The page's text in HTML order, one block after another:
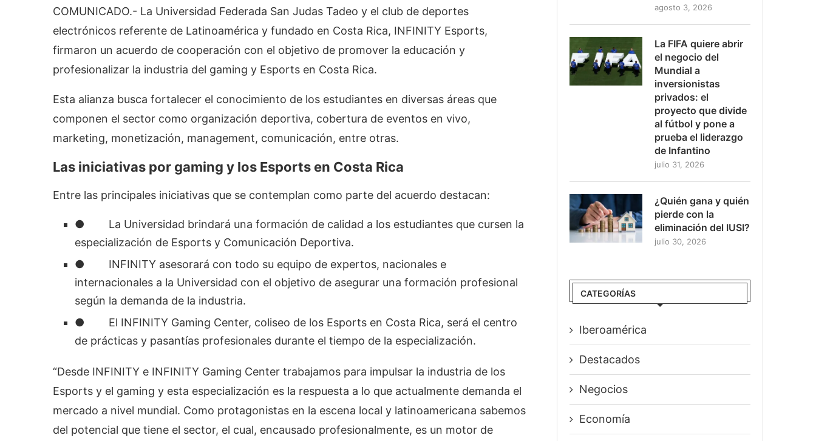
COMUNICADO.- La Universidad Federada San Judas Tadeo y el club de deportes
electrónicos referente de Latinoamérica y fundado en Costa Rica, INFINITY Esports,
firmaron un acuerdo de cooperación con el objetivo de promover la educación y
profesionalizar la industria del gaming y Esports en Costa Rica.
Esta alianza busca fortalecer el conocimiento de los estudiantes en diversas áreas que
componen el sector como organización deportiva, cobertura de eventos en vivo,
marketing, monetización, management, comunicación, entre otras.
Las iniciativas por gaming y los Esports en Costa Rica
Entre las principales iniciativas que se contemplan como parte del acuerdo destacan:
● La Universidad brindará una formación de calidad a los estudiantes que cursen la
especialización de Esports y Comunicación Deportiva.
● INFINITY asesorará con todo su equipo de expertos, nacionales e
internacionales a la Universidad con el objetivo de asegurar una formación profesional
según la demanda de la industria.
● El INFINITY Gaming Center, coliseo de los Esports en Costa Rica, será el centro
de prácticas y pasantías profesionales durante el tiempo de la especialización.
“Desde INFINITY e INFINITY Gaming Center trabajamos para impulsar la industria de los
Esports y el gaming y esta especialización es la respuesta a lo que actualmente demanda el
mercado a nivel mundial. Como protagonistas en la escena local y latinoamericana sabemos
del potencial que tiene el sector, el cual, encausado profesionalmente, es un motor de
agosto 3, 2026
La FIFA quiere abrir
el negocio del
Mundial a
inversionistas
privados: el
proyecto que divide
al fútbol y pone a
prueba el liderazgo
de Infantino
julio 31, 2026
¿Quién gana y quién
pierde con la
eliminación del IUSI?
julio 30, 2026
CATEGORÍAS
Iberoamérica
Destacados
Negocios
Economía